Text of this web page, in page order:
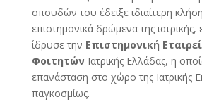
σπουδών του έδειξε ιδιαίτερη
επιστημονικά δρώμενα της ιατρικής,
ίδρυσε την Επιστημονική
Φοιτητών Ιατρικής Ελλάδας, η
επανάσταση στο χώρο της Ιατρικής
παγκοσμίως.